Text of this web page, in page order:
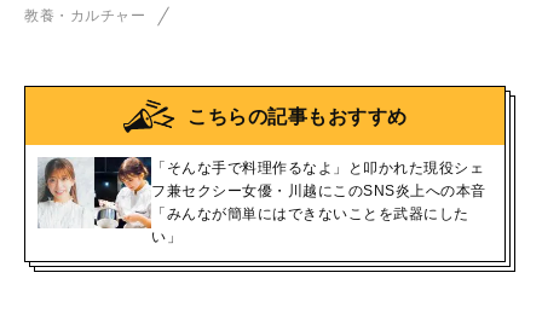
教養・カルチャー
こちらの記事もおすすめ
「そんな手で料理作るなよ」と叩かれた現役シェ
フ兼セクシー女優・川越にこのSNS炎上への本音
「みんなが簡単にはできないことを武器にした
い」